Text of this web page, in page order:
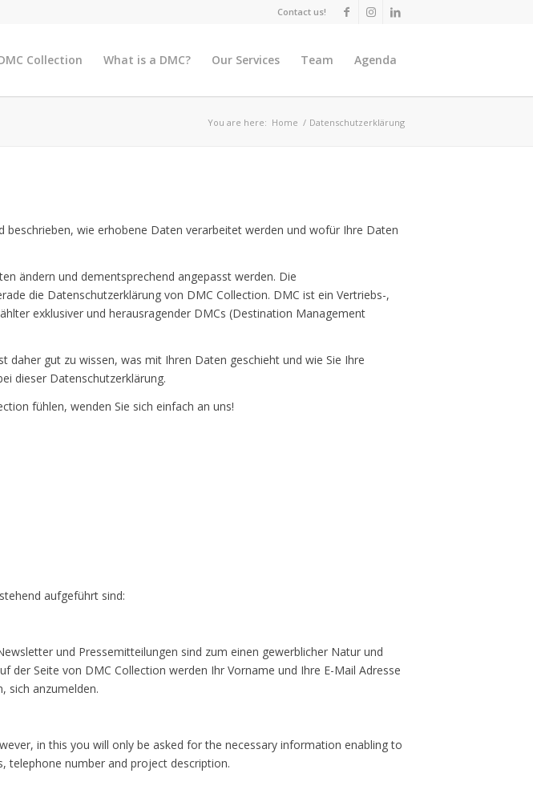
Contact us!
Collection What is a DMC? Our Services Team Agenda
You are here: Home / Datenschutzerklärung
wie erhobene Daten verarbeitet werden und wofür Ihre Daten
ändern und dementsprechend angepasst werden. Die
die Datenschutzerklärung von DMC Collection. DMC ist ein Vertriebs-,
exklusiver und herausragender DMCs (Destination Management
daher gut zu wissen, was mit Ihren Daten geschieht und wie Sie Ihre
dieser Datenschutzerklärung.
fühlen, wenden Sie sich einfach an uns!
aufgeführt sind:
und Pressemitteilungen sind zum einen gewerblicher Natur und
der Seite von DMC Collection werden Ihr Vorname und Ihre E-Mail Adresse
sich anzumelden.
in this you will only be asked for the necessary information enabling to
telephone number and project description.